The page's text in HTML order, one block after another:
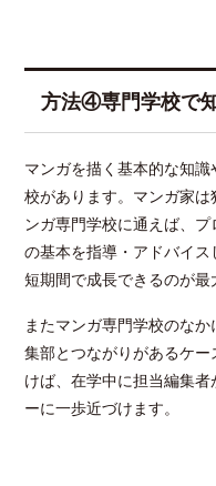
方法④専門学校で
マンガを描く基本的な知
校があります。マンガ家
ンガ専門学校に通えば、
の基本を指導・アドバイス
短期間で成長できるのが最
またマンガ専門学校のな
集部とつながりがあるケ
けば、在学中に担当編集
ーに一歩近づけます。